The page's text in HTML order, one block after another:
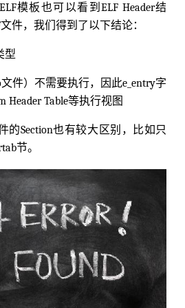
模板也可以看到ELF Header结
件，我们得到了以下结论：
型
文件）不需要执行，因此e_entry字
Header Table等执行视图
的Section也有较大区别，比如只
节。